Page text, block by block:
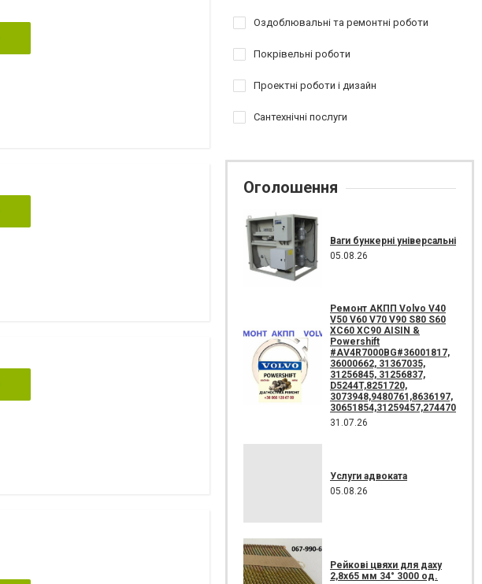
Оздоблювальні та ремонтні роботи
Покрівельні роботи
Проектні роботи і дизайн
Сантехнічні послуги
Оголошення
Ваги бункерні універсальні
05.08.26
Ремонт АКПП Volvo V40
V50 V60 V70 V90 S80 S60
XC60 XC90 AISIN &
Powershift
#AV4R7000BG#36001817,
36000662, 31367035,
31256845, 31256837,
D5244T,8251720,
3073948,9480761,8636197,
30651854,31259457,274470
31.07.26
Услуги адвоката
05.08.26
Рейкові цвяхи для даху
2,8х65 мм 34° 3000 од.